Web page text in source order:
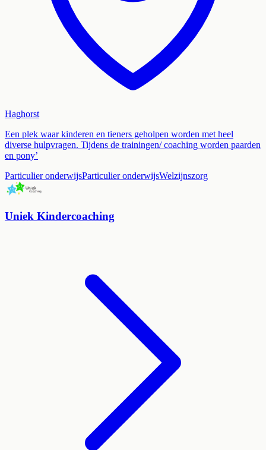
Haghorst
Een plek waar kinderen en tieners geholpen worden met heel
diverse hulpvragen. Tijdens de trainingen/ coaching worden paarden
en pony’
Particulier onderwijsParticulier onderwijsWelzijnszorg
Uniek Kindercoaching